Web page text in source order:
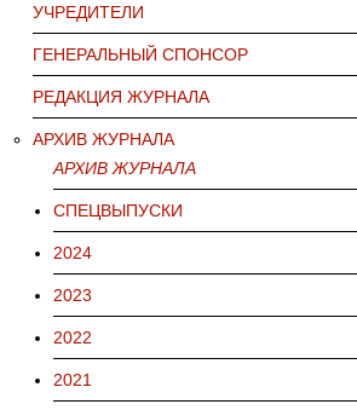
УЧРЕДИТЕЛИ
ГЕНЕРАЛЬНЫЙ СПОНСОР
РЕДАКЦИЯ ЖУРНАЛА
АРХИВ ЖУРНАЛА
АРХИВ ЖУРНАЛА
СПЕЦВЫПУСКИ
2024
2023
2022
2021